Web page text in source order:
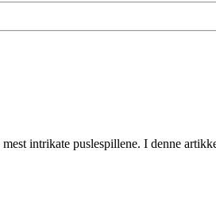
intrikate puslespillene. I denne